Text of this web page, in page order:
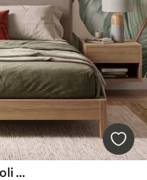
Foglie di banano tropicali con grappoli di bacche di caffè rosse, in stile acquerello